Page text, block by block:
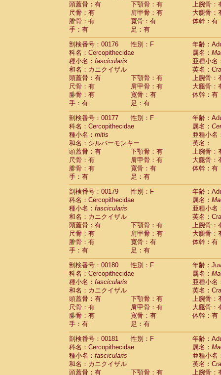
頭蓋骨：有
下顎骨：有
上腕骨：
尺骨：有
肩甲骨：有
大腿骨：
腓骨：有
寛骨：有
体幹：有
手：有
足：有
剖検番号：00176
性別：F
年齢：
科名：Cercopithecidae
属名：
種小名： fascicularis
亜種小名
和名：カニクイザル
英名：
頭蓋骨：有
下顎骨：有
上腕骨：
尺骨：有
肩甲骨：有
大腿骨：
腓骨：有
寛骨：有
体幹：有
手：有
足：有
剖検番号：00177
性別：F
年齢：
科名：Cercopithecidae
属名：
種小名： mitis
亜種小名
和名：シルバーモンキー
英名：
頭蓋骨：有
下顎骨：有
上腕骨：
尺骨：有
肩甲骨：有
大腿骨：
腓骨：有
寛骨：有
体幹：有
手：有
足：有
剖検番号：00179
性別：F
年齢：
科名：Cercopithecidae
属名：
種小名： fascicularis
亜種小名
和名：カニクイザル
英名：
頭蓋骨：有
下顎骨：有
上腕骨：
尺骨：有
肩甲骨：有
大腿骨：
腓骨：有
寛骨：有
体幹：有
手：有
足：有
剖検番号：00180
性別：F
年齢：
科名：Cercopithecidae
属名：
種小名： fascicularis
亜種小名
和名：カニクイザル
英名：
頭蓋骨：有
下顎骨：有
上腕骨：
尺骨：有
肩甲骨：有
大腿骨：
腓骨：有
寛骨：有
体幹：有
手：有
足：有
剖検番号：00181
性別：F
年齢：
科名：Cercopithecidae
属名：
種小名： fascicularis
亜種小名
和名：カニクイザル
英名：
頭蓋骨：有
下顎骨：有
上腕骨：